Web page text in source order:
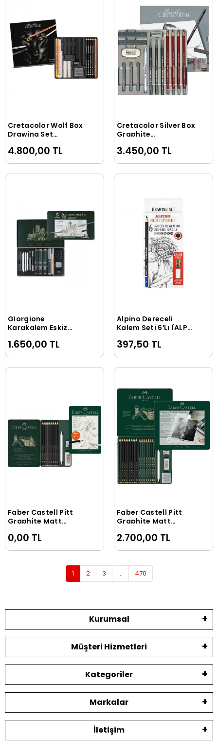
Sepete Ekle
Cretacolor Wolf Box
Drawing Set
Karakalem Eskiz
4.800,00 TL
Sepete Ekle
Cretacolor Silver Box
Graphite
Karakalem Eskiz
3.450,00 TL
Sepete Ekle
Giorgione
Karakalem Eskiz
Kutulu 27 Parça
1.650,00 TL
Sepete Ekle
Alpino Dereceli
Kalem Seti 6′Lı (ALP-
397,50 TL
Sepete Ekle
Faber Castell Pitt
Graphite Matt
Çizim Seti 11'li
0,00 TL
Sepete Ekle
Faber Castell Pitt
Graphite Matt
Çizim Seti 20'li
2.700,00 TL
1 2 3 ... 470
Kurumsal
Müşteri Hizmetleri
Kategoriler
Markalar
İletişim